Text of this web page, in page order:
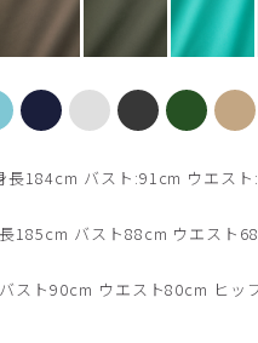
長184cm バスト:91cm ウエス
長185cm バスト88cm ウエス
バスト90cm ウエスト80cm ヒ